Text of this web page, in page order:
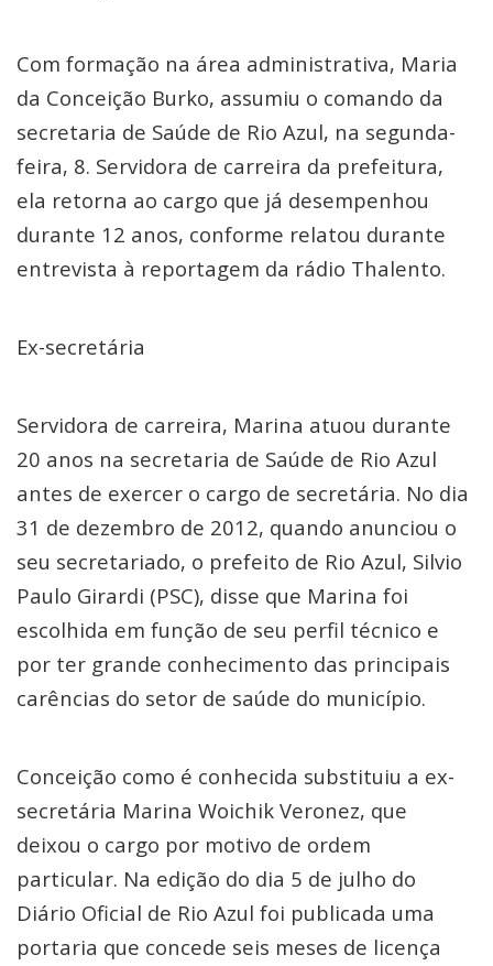
Com formação na área administrativa, Maria
da Conceição Burko, assumiu o comando da
secretaria de Saúde de Rio Azul, na segunda-
feira, 8. Servidora de carreira da prefeitura,
ela retorna ao cargo que já desempenhou
durante 12 anos, conforme relatou durante
entrevista à reportagem da rádio Thalento.
Ex-secretária
Servidora de carreira, Marina atuou durante
20 anos na secretaria de Saúde de Rio Azul
antes de exercer o cargo de secretária. No dia
31 de dezembro de 2012, quando anunciou o
seu secretariado, o prefeito de Rio Azul, Silvio
Paulo Girardi (PSC), disse que Marina foi
escolhida em função de seu perfil técnico e
por ter grande conhecimento das principais
carências do setor de saúde do município.
Conceição como é conhecida substituiu a ex-
secretária Marina Woichik Veronez, que
deixou o cargo por motivo de ordem
particular. Na edição do dia 5 de julho do
Diário Oficial de Rio Azul foi publicada uma
portaria que concede seis meses de licença